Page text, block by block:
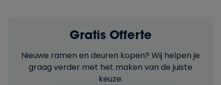
Gratis Offerte
Nieuwe ramen en deuren kopen? Wij helpen je
graag verder met het maken van de juiste
keuze.